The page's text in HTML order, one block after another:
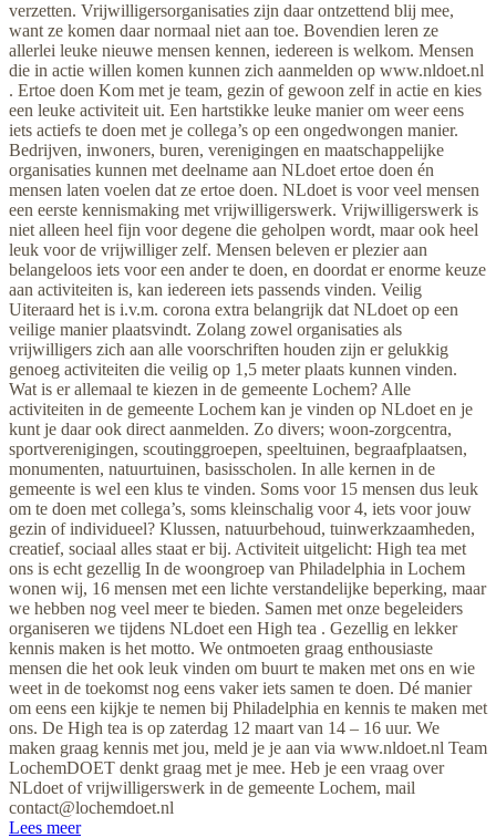
verzetten. Vrijwilligersorganisaties zijn daar ontzettend blij mee,
want ze komen daar normaal niet aan toe. Bovendien leren ze
allerlei leuke nieuwe mensen kennen, iedereen is welkom. Mensen
die in actie willen komen kunnen zich aanmelden op www.nldoet.nl
. Ertoe doen Kom met je team, gezin of gewoon zelf in actie en kies
een leuke activiteit uit. Een hartstikke leuke manier om weer eens
iets actiefs te doen met je collega’s op een ongedwongen manier.
Bedrijven, inwoners, buren, verenigingen en maatschappelijke
organisaties kunnen met deelname aan NLdoet ertoe doen én
mensen laten voelen dat ze ertoe doen. NLdoet is voor veel mensen
een eerste kennismaking met vrijwilligerswerk. Vrijwilligerswerk is
niet alleen heel fijn voor degene die geholpen wordt, maar ook heel
leuk voor de vrijwilliger zelf. Mensen beleven er plezier aan
belangeloos iets voor een ander te doen, en doordat er enorme keuze
aan activiteiten is, kan iedereen iets passends vinden. Veilig
Uiteraard het is i.v.m. corona extra belangrijk dat NLdoet op een
veilige manier plaatsvindt. Zolang zowel organisaties als
vrijwilligers zich aan alle voorschriften houden zijn er gelukkig
genoeg activiteiten die veilig op 1,5 meter plaats kunnen vinden.
Wat is er allemaal te kiezen in de gemeente Lochem? Alle
activiteiten in de gemeente Lochem kan je vinden op NLdoet en je
kunt je daar ook direct aanmelden. Zo divers; woon-zorgcentra,
sportverenigingen, scoutinggroepen, speeltuinen, begraafplaatsen,
monumenten, natuurtuinen, basisscholen. In alle kernen in de
gemeente is wel een klus te vinden. Soms voor 15 mensen dus leuk
om te doen met collega’s, soms kleinschalig voor 4, iets voor jouw
gezin of individueel? Klussen, natuurbehoud, tuinwerkzaamheden,
creatief, sociaal alles staat er bij. Activiteit uitgelicht: High tea met
ons is echt gezellig In de woongroep van Philadelphia in Lochem
wonen wij, 16 mensen met een lichte verstandelijke beperking, maar
we hebben nog veel meer te bieden. Samen met onze begeleiders
organiseren we tijdens NLdoet een High tea . Gezellig en lekker
kennis maken is het motto. We ontmoeten graag enthousiaste
mensen die het ook leuk vinden om buurt te maken met ons en wie
weet in de toekomst nog eens vaker iets samen te doen. Dé manier
om eens een kijkje te nemen bij Philadelphia en kennis te maken met
ons. De High tea is op zaterdag 12 maart van 14 – 16 uur. We
maken graag kennis met jou, meld je je aan via www.nldoet.nl Team
LochemDOET denkt graag met je mee. Heb je een vraag over
NLdoet of vrijwilligerswerk in de gemeente Lochem, mail
contact@lochemdoet.nl
Lees meer